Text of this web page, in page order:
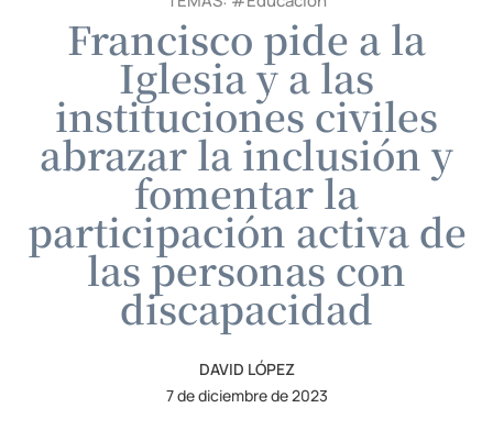
Francisco pide a la
Iglesia y a las
instituciones civiles
abrazar la inclusión y
fomentar la
participación activa de
las personas con
discapacidad
DAVID LÓPEZ
7 de diciembre de 2023